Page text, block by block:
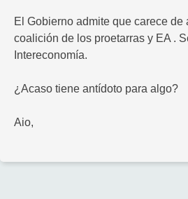
El Gobierno admite que carece de
coalición de los proetarras y EA .
Intereconomía.
¿Acaso tiene antídoto para algo?
Aio,